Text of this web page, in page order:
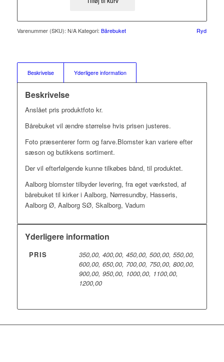
Ryd
Varenummer (SKU): N/A Kategori: Bårebuket
Beskrivelse Yderligere information
Beskrivelse
Anslået pris produktfoto kr.
Bårebuket vil ændre størrelse hvis prisen justeres.
Foto præsenterer form og farve.Blomster kan variere efter
sæson og butikkens sortiment.
Der vil efterfølgende kunne tilkøbes bånd, til produktet.
Aalborg blomster tilbyder levering, fra eget værksted, af
bårebuket til kirker i Aalborg, Nørresundby, Hasseris,
Aalborg Ø, Aalborg SØ, Skalborg, Vadum
Yderligere information
PRIS
350,00, 400,00, 450,00, 500,00, 550,00,
600,00, 650,00, 700,00, 750,00, 800,00,
900,00, 950,00, 1000,00, 1100,00,
1200,00